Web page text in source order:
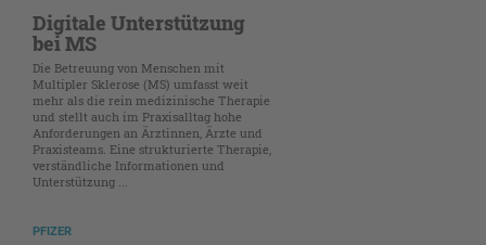
Digitale Unterstützung
bei MS
Die Betreuung von Menschen mit
Multipler Sklerose (MS) umfasst weit
mehr als die rein medizinische Therapie
und stellt auch im Praxisalltag hohe
Anforderungen an Ärztinnen, Ärzte und
Praxisteams. Eine strukturierte Therapie,
verständliche Informationen und
Unterstützung ...
PFIZER